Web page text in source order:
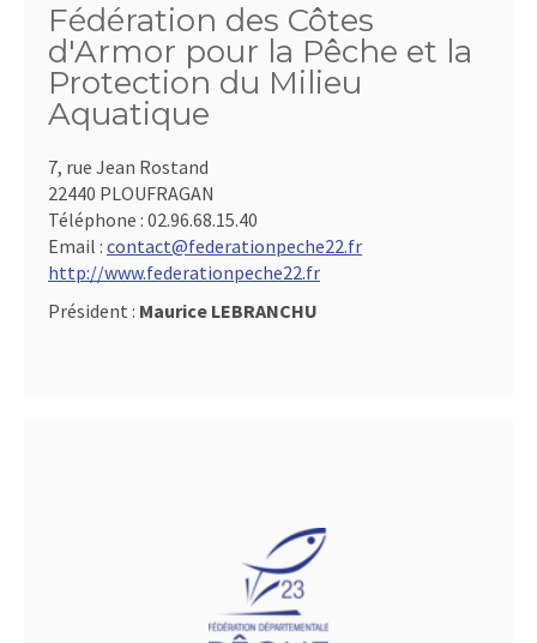
Fédération des Côtes
d'Armor pour la Pêche et la
Protection du Milieu
Aquatique
7, rue Jean Rostand
22440 PLOUFRAGAN
Téléphone : 02.96.68.15.40
Email : contact@federationpeche22.fr
http://www.federationpeche22.fr
Président : Maurice LEBRANCHU